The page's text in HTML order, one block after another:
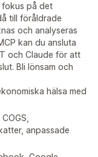
fokus på det
till föråldrade
och analyseras
kan du ansluta
och Claude för att
Bli lönsam och
hälsa med
anpassade